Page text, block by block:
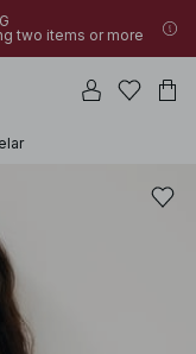
two items or more